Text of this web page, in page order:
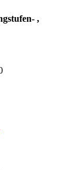
,